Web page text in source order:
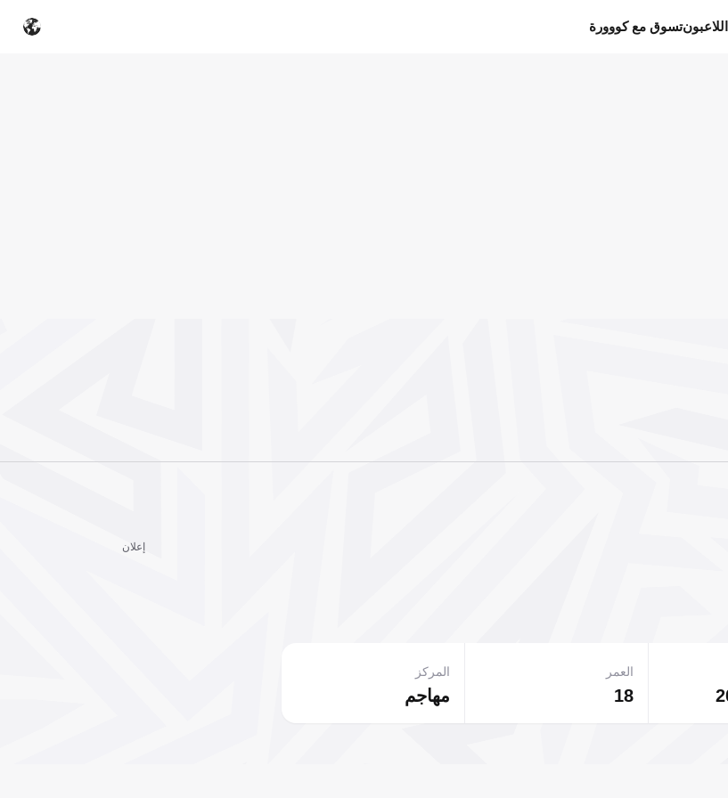
اللاعبونتسوق مع كووورة
18
العمر
مهاجم
المركز
إعلان